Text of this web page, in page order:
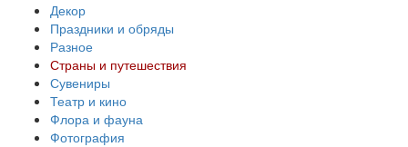
Декор
Праздники и обряды
Разное
Страны и путешествия
Сувениры
Театр и кино
Флора и фауна
Фотография